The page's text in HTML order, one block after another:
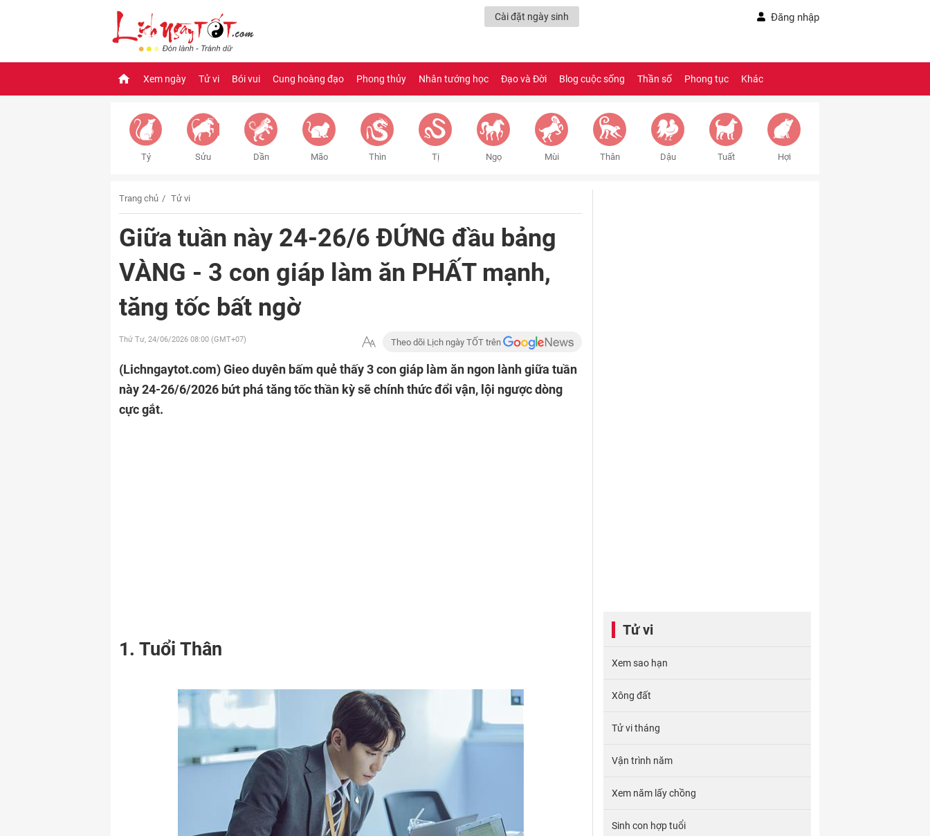
Cài đặt ngày sinh Đăng nhập
Xem ngày Tử vi Bói vui Cung hoàng đạo Phong thủy Nhân tướng học Đạo và Đời Blog cuộc sống Thần số Phong tục Khác
Tý Sửu Dần Mão Thìn Tị Ngọ Mùi Thân Dậu Tuất Hợi
Trang chủ Tử vi
Giữa tuần này 24-26/6 ĐỨNG đầu bảng
VÀNG - 3 con giáp làm ăn PHẤT mạnh,
tăng tốc bất ngờ
Thứ Tư, 24/06/2026 08:00 (GMT+07) Theo dõi Lịch ngày TỐT trên
(Lichngaytot.com)Gieo duyên bấm quẻ thấy 3 con giáp làm ăn ngon lành giữa tuần
này 24-26/6/2026 bứt phá tăng tốc thần kỳ sẽ chính thức đổi vận, lội ngược dòng
cực gắt.
1. Tuổi Thân
Tử vi
Xem sao hạn
Xông đất
Tử vi tháng
Vận trình năm
Xem năm lấy chồng
Sinh con hợp tuổi